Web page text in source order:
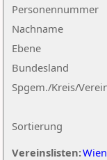
Nachname
Ebene
Sortierung
Personennummer
Bundesland
Spgem./Kreis/
Vereinslisten:Wien